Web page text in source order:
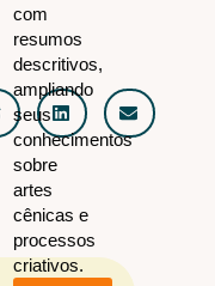
com
resumos
descritivos,
ampliando
seus
conhecimentos
sobre
artes
cênicas e
processos
criativos.